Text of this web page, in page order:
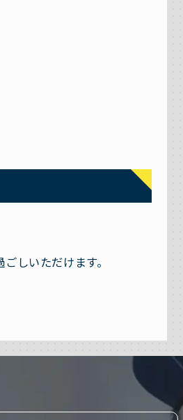
しいただけます。